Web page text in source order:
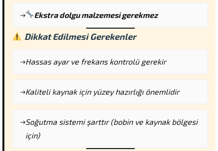
Ekstra dolgu malzemesi gerekmez
Dikkat Edilmesi Gerekenler
Hassas ayar ve frekans kontrolü gerekir
Kaliteli kaynak için yüzey hazırlığı önemlidir
Soğutma sistemi şarttır (bobin ve kaynak bölgesi
için)